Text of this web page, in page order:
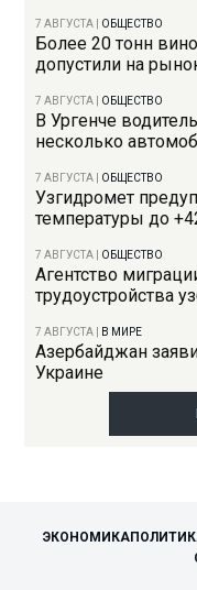
7 АВГУСТА ОБЩЕСТВО
Более 20 тонн
допустили на
7 АВГУСТА ОБЩЕСТВО
В Ургенче
несколько
7 АВГУСТА ОБЩЕСТВО
Узгидромет
температуры до
7 АВГУСТА ОБЩЕСТВО
Агентство
трудоустройства
7 АВГУСТА В МИРЕ
Азербайджан
Украине
ЭКОНОМИКА